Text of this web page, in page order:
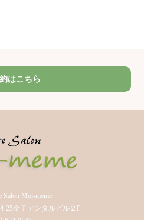
はこちら
Salon Moi-meme.
25金子デンタルビル２F